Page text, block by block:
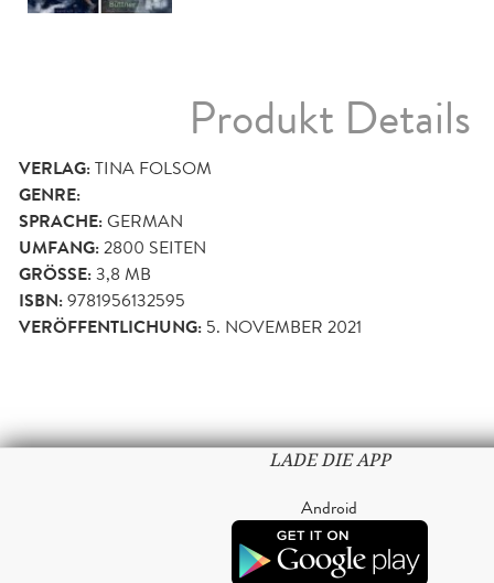
Produkt Details
VERLAG:TINA FOLSOM
GENRE:
SPRACHE:GERMAN
UMFANG:2800 SEITEN
GRÖSSE: 3,8 MB
ISBN:9781956132595
VERÖFFENTLICHUNG: 5. NOVEMBER 2021
LADE DIE APP
Android